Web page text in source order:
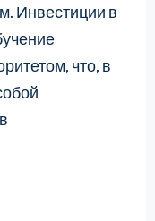
Инвестиции в
что, в